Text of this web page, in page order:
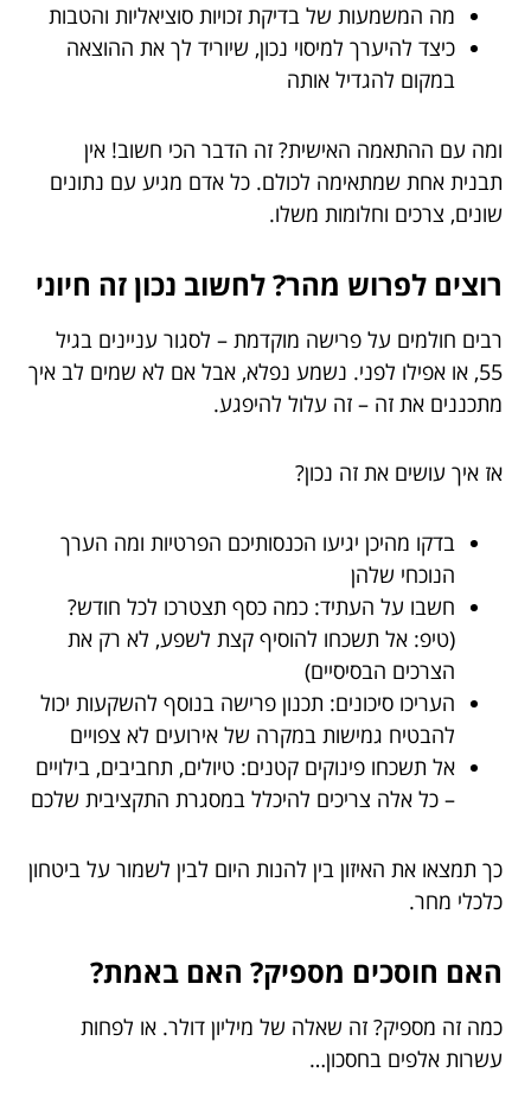
מה המשמעות של בדיקת זכויות סוציאליות והטבות
כיצד להיערך למיסוי נכון, שיוריד לך את ההוצאה
במקום להגדיל אותה
ומה עם ההתאמה האישית? זה הדבר הכי חשוב! אין
תבנית אחת שמתאימה לכולם. כל אדם מגיע עם נתונים
שונים, צרכים וחלומות משלו.
רוצים לפרוש מהר? לחשוב נכון זה חיוני
רבים חולמים על פרישה מוקדמת – לסגור עניינים בגיל
55, או אפילו לפני. נשמע נפלא, אבל אם לא שמים לב איך
מתכננים את זה – זה עלול להיפגע.
אז איך עושים את זה נכון?
בדקו מהיכן יגיעו הכנסותיכם הפרטיות ומה הערך
הנוכחי שלהן
חשבו על העתיד: כמה כסף תצטרכו לכל חודש?
(טיפ: אל תשכחו להוסיף קצת לשפע, לא רק את
הצרכים הבסיסיים)
העריכו סיכונים: תכנון פרישה בנוסף להשקעות יכול
להבטיח גמישות במקרה של אירועים לא צפויים
אל תשכחו פינוקים קטנים: טיולים, תחביבים, בילויים
– כל אלה צריכים להיכלל במסגרת התקציבית שלכם
כך תמצאו את האיזון בין להנות היום לבין לשמור על ביטחון
כלכלי מחר.
האם חוסכים מספיק? האם באמת?
כמה זה מספיק? זה שאלה של מיליון דולר. או לפחות
עשרות אלפים בחסכון…